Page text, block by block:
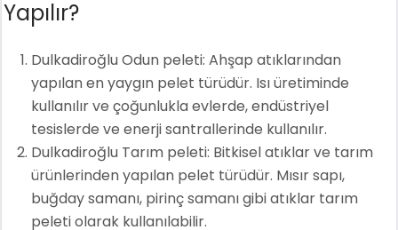
Yapılır?
Dulkadiroğlu Odun peleti: Ahşap atıklarından
yapılan en yaygın pelet türüdür. Isı üretiminde
kullanılır ve çoğunlukla evlerde, endüstriyel
tesislerde ve enerji santrallerinde kullanılır.
Dulkadiroğlu Tarım peleti: Bitkisel atıklar ve tarım
ürünlerinden yapılan pelet türüdür. Mısır sapı,
buğday samanı, pirinç samanı gibi atıklar tarım
peleti olarak kullanılabilir.